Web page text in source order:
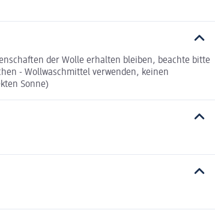
der Wolle erhalten bleiben, beachte bitte
- Wollwaschmittel verwenden, keinen
Sonne)